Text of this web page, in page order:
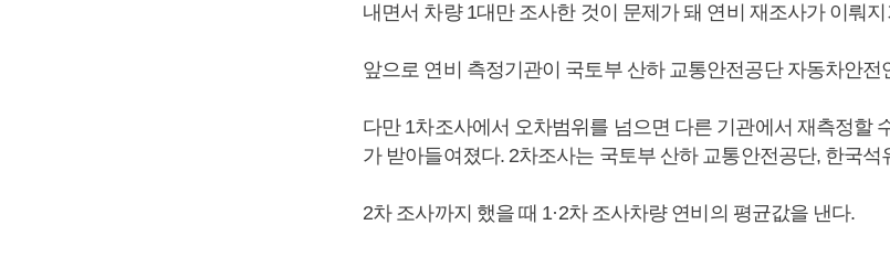
내면서 차량 1대만 조사한 것이 문제가 돼 연비 재조사가 이뤄
앞으로 연비 측정기관이 국토부 산하 교통안전공단 자동차안전
다만 1차조사에서 오차범위를 넘으면 다른 기관에서 재측정할
가 받아들여졌다. 2차조사는 국토부 산하 교통안전공단, 한국
2차 조사까지 했을 때 1·2차 조사차량 연비의 평균값을 낸다.